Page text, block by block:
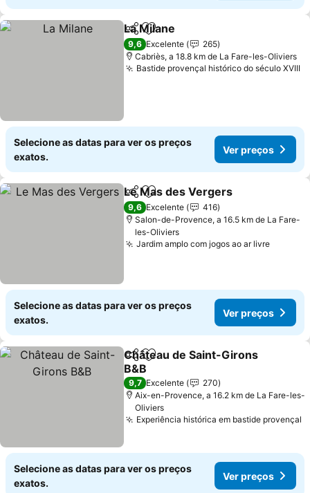
PartilharAdicionar aos favoritos
La Milane
9,6 Excelente
265
Cabriès, a 18.8 km de La Fare-les-Oliviers
Bastide provençal histórico do século XVIII
Selecione as datas para ver os preços
exatos.
Ver preços
PartilharAdicionar aos favoritos
Le Mas des Vergers
9,6 Excelente
416
Salon-de-Provence, a 16.5 km de La Fare-
les-Oliviers
Jardim amplo com jogos ao ar livreVer
Selecione as datas para ver os preços
exatos.
Ver preços
PartilharAdicionar aos favoritos
Château de Saint-Girons
B&B
Ver preços
9,7 Excelente
270
Aix-en-Provence, a 16.2 km de La Fare-les-
Oliviers
Experiência histórica em bastide provençal
Selecione as datas para ver os preços
exatos.
Ver preços